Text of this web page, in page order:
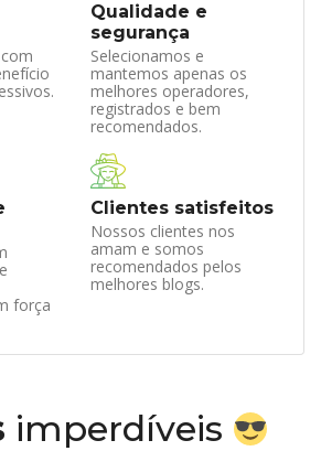
Qualidade e
segurança
Selecionamos e
mantemos apenas os
melhores operadores,
registrados e bem
recomendados.
força
Clientes satisfeitos
Nossos clientes nos
amam e somos
recomendados pelos
melhores blogs.
imperdíveis